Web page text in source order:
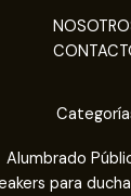
Alumbrado
para